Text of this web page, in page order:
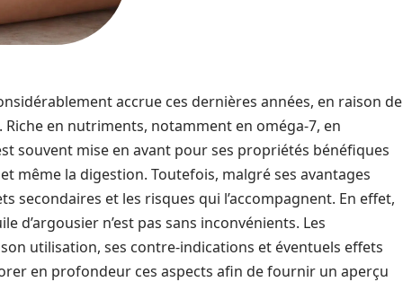
accrue ces dernières années, en raison de
en nutriments, notamment en oméga-7, en
souvent mise en avant pour ses propriétés bénéfiques
même la digestion. Toutefois, malgré ses avantages
secondaires et les risques qui l’accompagnent. En effet,
d’argousier n’est pas sans inconvénients. Les
utilisation, ses contre-indications et éventuels effets
en profondeur ces aspects afin de fournir un aperçu